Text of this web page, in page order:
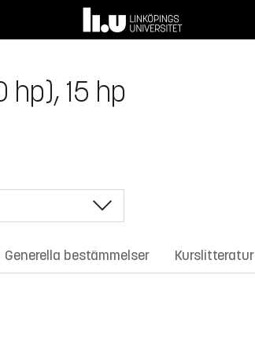
15 hp
Generella bestämmelser Kurslitteratur